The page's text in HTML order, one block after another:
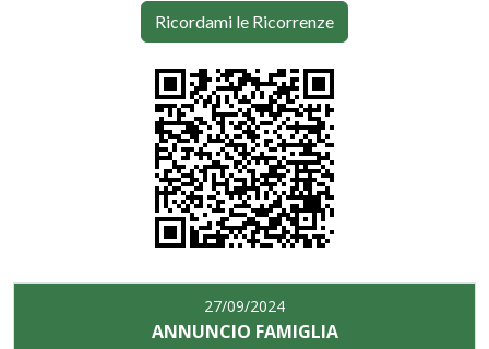
Ricordami le Ricorrenze
27/09/2024
ANNUNCIO FAMIGLIA